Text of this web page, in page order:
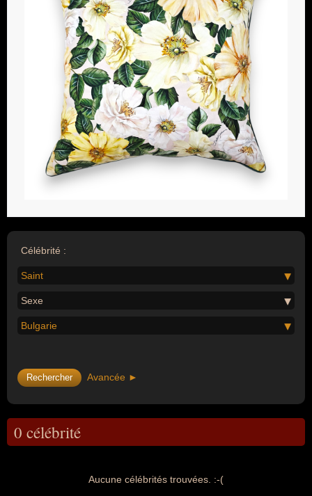
Célébrité :
Saint
Sexe
Bulgarie
Avancée ►
0 célébrité
Aucune célébrités trouvées. :-(